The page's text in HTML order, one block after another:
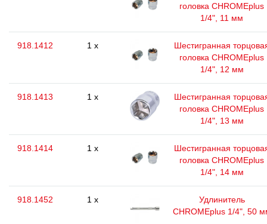
головка CHROMEplus
1/4", 11 мм
918.1412 1 x
Шестигранная
головка CHROMEplus
1/4", 12 мм
918.1413 1 x
Шестигранная
головка CHROMEplus
1/4", 13 мм
918.1414 1 x
Шестигранная
головка CHROMEplus
1/4", 14 мм
918.1452 1 x
Удлинитель
CHROMEplus 1/4", 50